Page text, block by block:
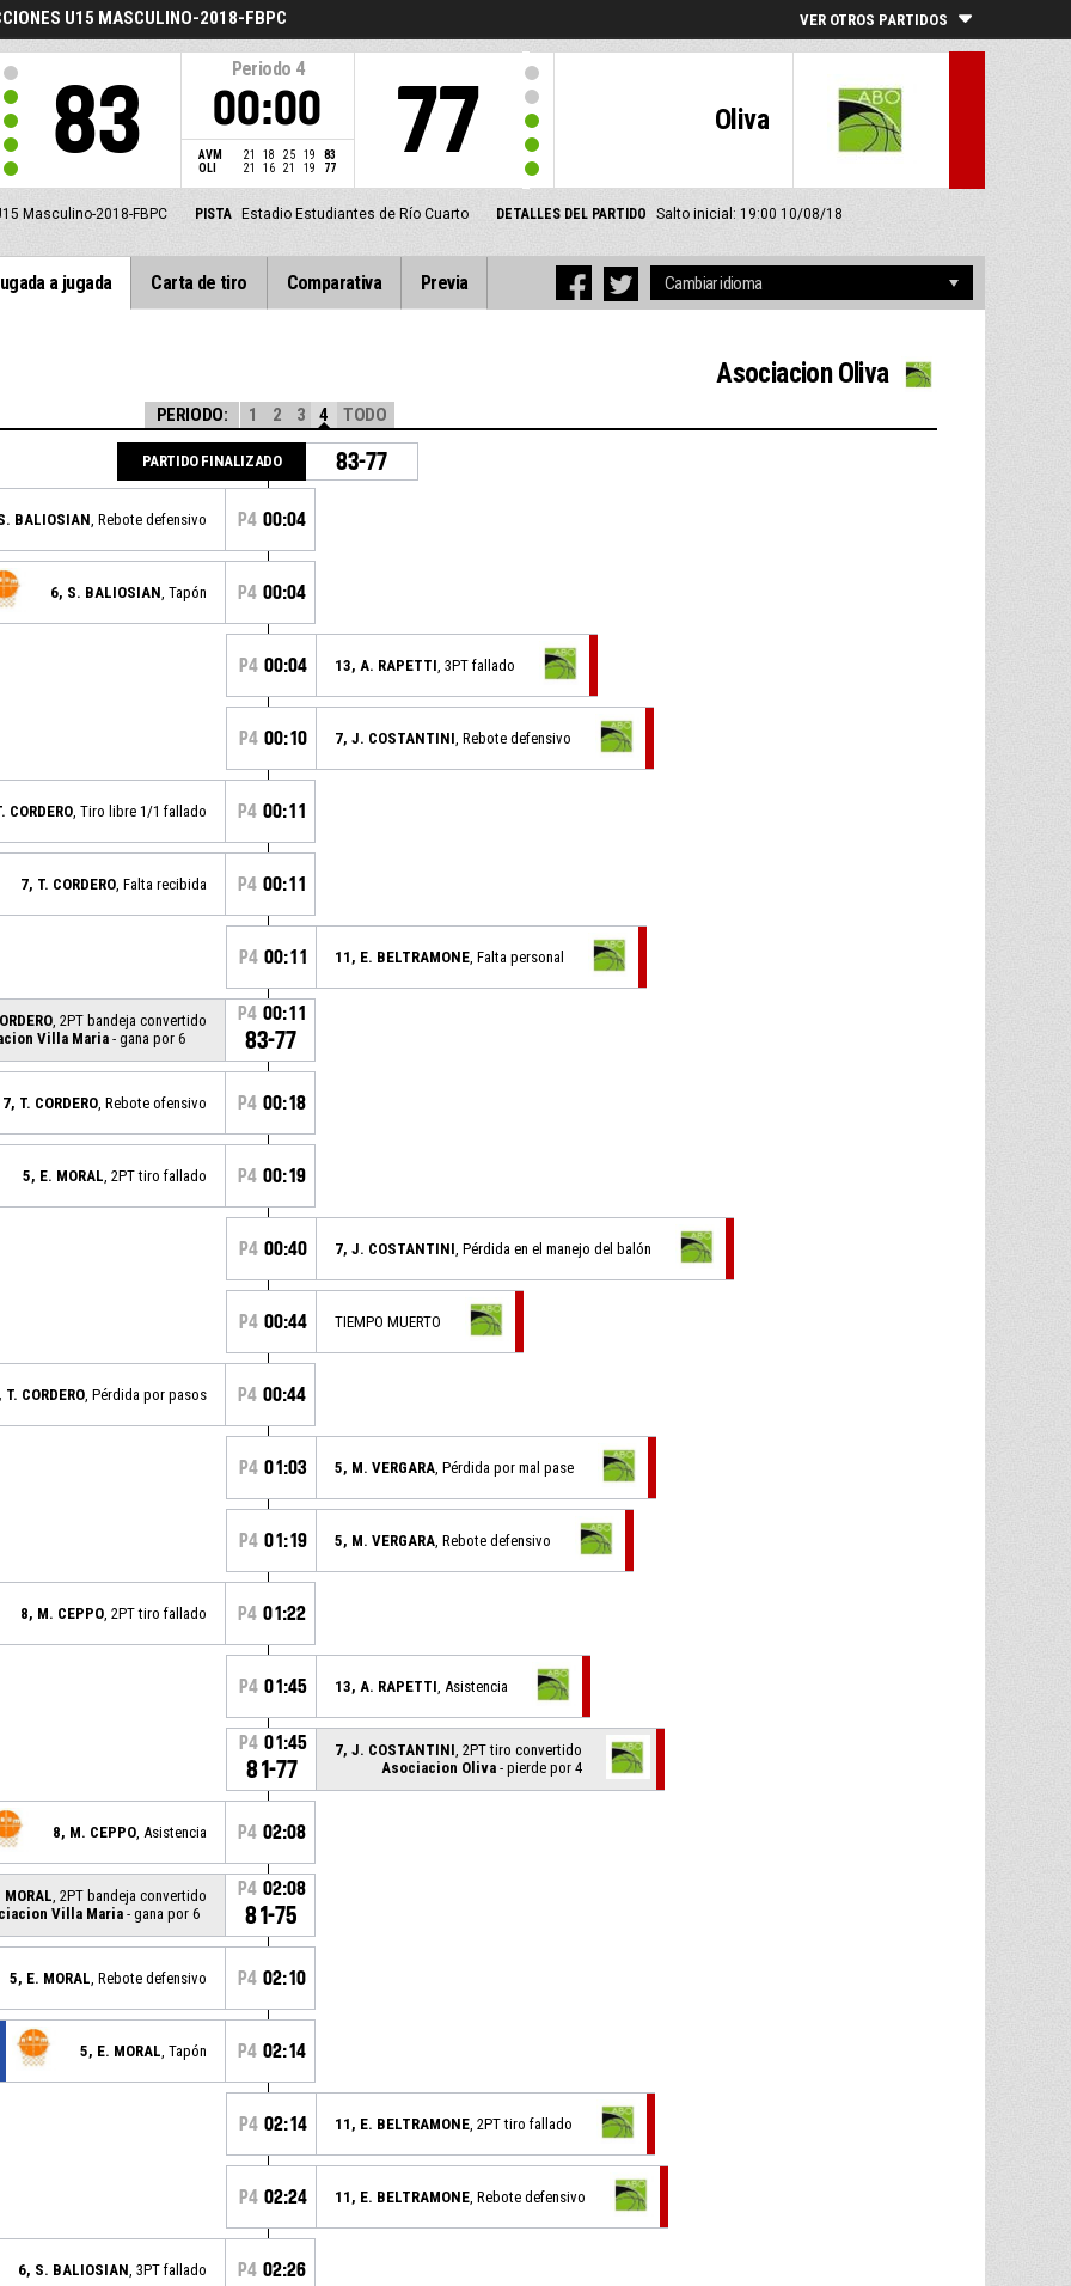
U15 MASCULINO-2018-FBPC VER OTROS PARTIDOS
83
Periodo 4
00:00
AVM 21 18 25 19
83
OLI
21 16 21 19 77
Oliva
77
Masculino-2018-FBPC PISTA Estadio Estudiantes de Río Cuarto DETALLES DEL PARTIDO Salto inicial: 19:00 10/08/18
a jugada Carta de tiro Comparativa Previa
Asociacion Oliva
PERIODO: 1 2 3 4 TODO
PARTIDO FINALIZADO 83-77
BALIOSIAN , Rebote defensivo P4 00:04
6, S. BALIOSIAN , Tapón P4 00:04
P4 00:04 13, A. RAPETTI , 3PT fallado
P4 00:10 7, J. COSTANTINI , Rebote defensivo
CORDERO , Tiro libre 1/1 fallado P4 00:11
7, T. CORDERO , Falta recibida P4 00:11
P4 00:11 11, E. BELTRAMONE , Falta personal
, 2PT bandeja convertido
Villa Maria - gana por 6
P4 00:11
83-77
7, T. CORDERO , Rebote ofensivo P4 00:18
5, E. MORAL , 2PT tiro fallado P4 00:19
P4 00:40 7, J. COSTANTINI , Pérdida en el manejo del balón
P4 00:44 TIEMPO MUERTO
T. CORDERO , Pérdida por pasos P4 00:44
P4 01:03 5, M. VERGARA , Pérdida por mal pase
P4 01:19 5, M. VERGARA , Rebote defensivo
8, M. CEPPO , 2PT tiro fallado P4 01:22
P4 01:45 13, A. RAPETTI , Asistencia
P4 01:45
81-77
7, J. COSTANTINI , 2PT tiro convertido
Asociacion Oliva - pierde por 4
8, M. CEPPO , Asistencia P4 02:08
, 2PT bandeja convertido
Villa Maria - gana por 6
P4 02:08
81-75
5, E. MORAL , Rebote defensivo P4 02:10
5, E. MORAL , Tapón P4 02:14
P4 02:14 11, E. BELTRAMONE , 2PT tiro fallado
P4 02:24 11, E. BELTRAMONE , Rebote defensivo
6, S. BALIOSIAN , 3PT fallado P4 02:26